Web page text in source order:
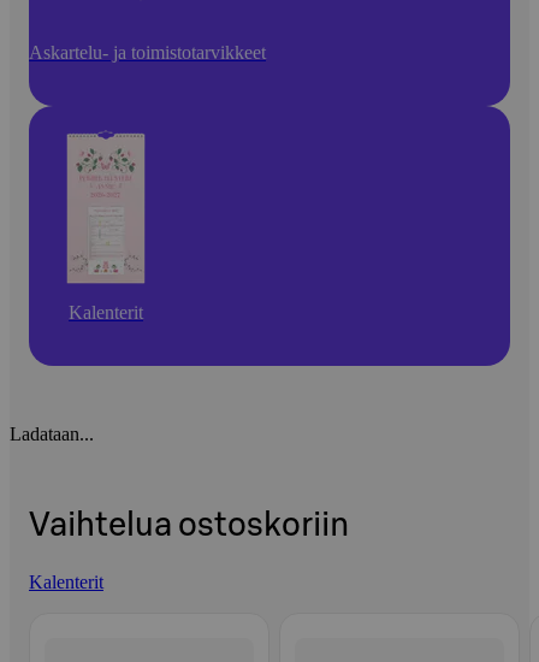
Askartelu- ja toimistotarvikkeet
Kalenterit
Ladataan...
Vaihtelua ostoskoriin
Kalenterit